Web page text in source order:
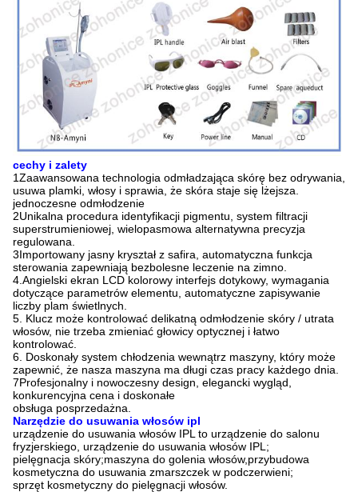
cechy i zalety
1Zaawansowana technologia odmładzająca skórę bez odrywania,
usuwa plamki, włosy i sprawia, że skóra staje się lżejsza.
jednoczesne odmłodzenie
2Unikalna procedura identyfikacji pigmentu, system filtracji
superstrumieniowej, wielopasmowa alternatywna precyzja
regulowana.
3Importowany jasny kryształ z safira, automatyczna funkcja
sterowania zapewniają bezbolesne leczenie na zimno.
4.Angielski ekran LCD kolorowy interfejs dotykowy, wymagania
dotyczące parametrów elementu, automatyczne zapisywanie
liczby plam świetlnych.
5. Klucz może kontrolować delikatną odmłodzenie skóry / utrata
włosów, nie trzeba zmieniać głowicy optycznej i łatwo
kontrolować.
6. Doskonały system chłodzenia wewnątrz maszyny, który może
zapewnić, że nasza maszyna ma długi czas pracy każdego dnia.
7Profesjonalny i nowoczesny design, elegancki wygląd,
konkurencyjna cena i doskonałe
obsługa posprzedażna.
Narzędzie do usuwania włosów ipl
urządzenie do usuwania włosów IPL to urządzenie do salonu
fryzjerskiego, urządzenie do usuwania włosów IPL;
pielęgnacja skóry;maszyna do golenia włosów,przybudowa
kosmetyczna do usuwania zmarszczek w podczerwieni;
sprzęt kosmetyczny do pielęgnacji włosów.